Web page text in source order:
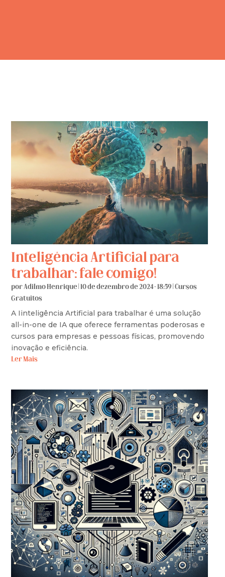
Inteligência Artificial para
trabalhar: fale comigo!
porAdilmo Henrique |10 de dezembro de 2024 - 18:59 |Cursos
Gratuitos
A Iinteligência Artificial para trabalhar é uma solução
all-in-one de IA que oferece ferramentas poderosas e
cursos para empresas e pessoas físicas, promovendo
inovação e eficiência.
Ler Mais